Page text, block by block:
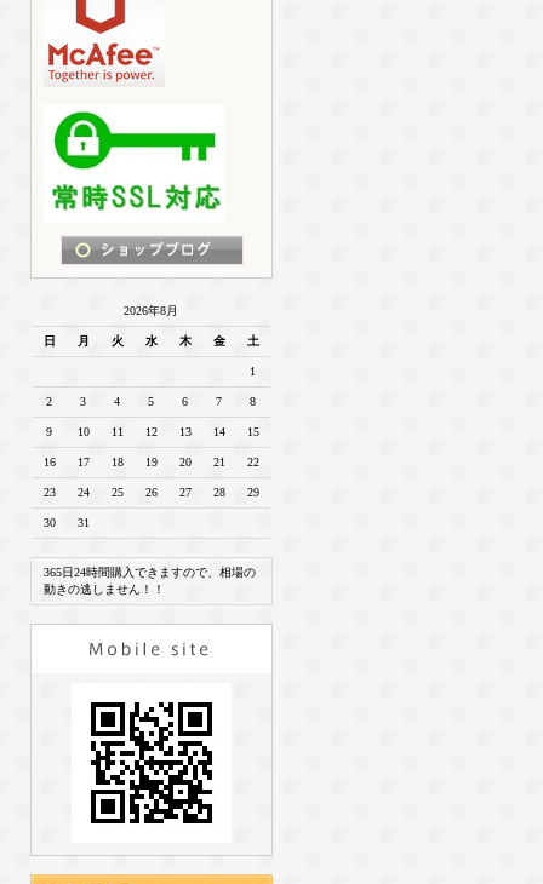
2026年8月
日 月 火 水 木 金 土
1
2 3 4 5 6 7 8
9 10 11 12 13 14 15
16 17 18 19 20 21 22
23 24 25 26 27 28 29
30 31
365日24時間購入できますので、相場の
動きの逃しません！！